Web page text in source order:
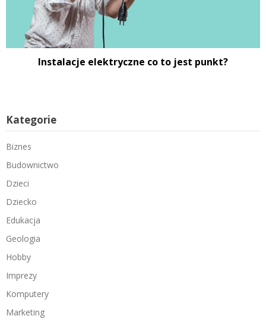
Instalacje elektryczne co to jest punkt?
Kategorie
Biznes
Budownictwo
Dzieci
Dziecko
Edukacja
Geologia
Hobby
Imprezy
Komputery
Marketing